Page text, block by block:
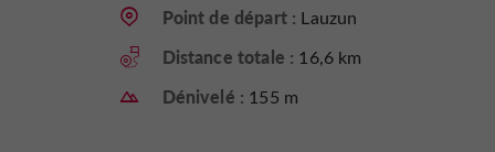
Point de départ : Lauzun
Distance totale : 16,6 km
Dénivelé : 155 m